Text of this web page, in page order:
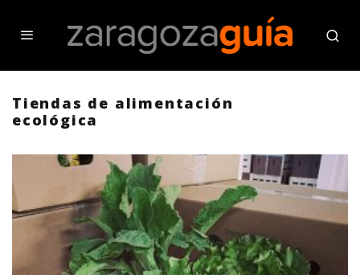
Tiendas de alimentación
ecológica